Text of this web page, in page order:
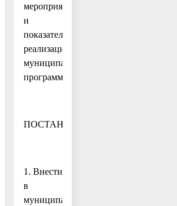
мероприятий
и
показателей
реализации
муниципальной
программы
ПОСТАНОВЛЯЮ:
1. Внести
в
муниципальную